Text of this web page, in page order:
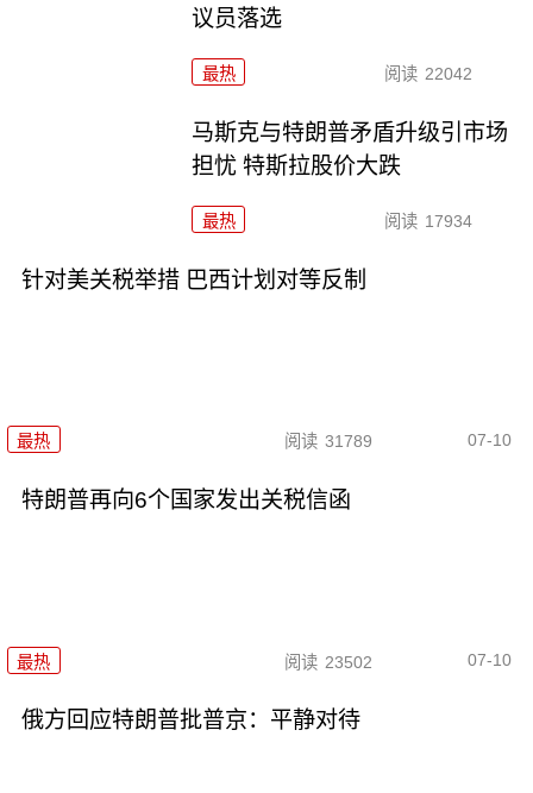
议员落选
最热 阅读 22042
马斯克与特朗普矛盾升级引市场
担忧 特斯拉股价大跌
最热 阅读 17934
针对美关税举措 巴西计划对等反制
最热 阅读 31789 07-10
特朗普再向6个国家发出关税信函
最热 阅读 23502 07-10
俄方回应特朗普批普京：平静对待